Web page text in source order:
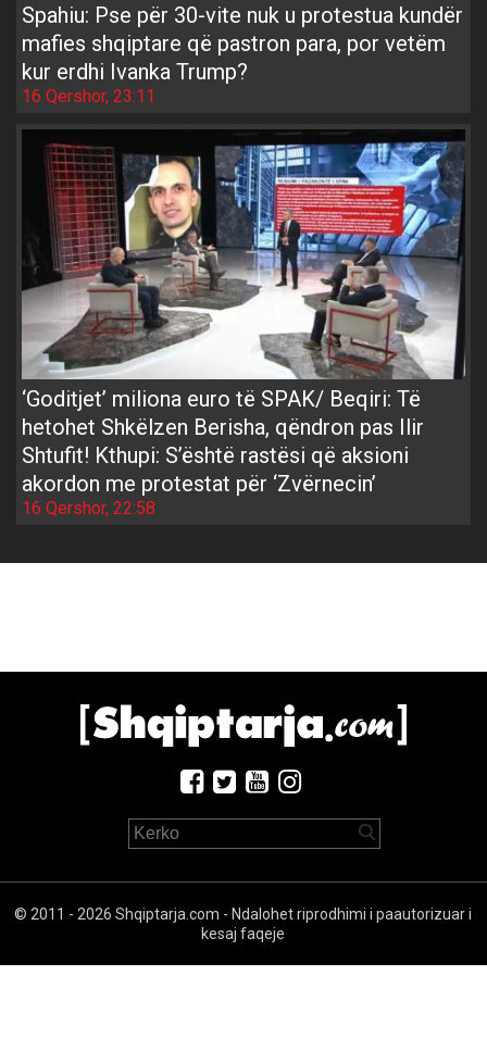
Spahiu: Pse për 30-vite nuk u protestua kundër
mafies shqiptare që pastron para, por vetëm
kur erdhi Ivanka Trump?
16 Qershor, 23:11
‘Goditjet’ miliona euro të SPAK/ Beqiri: Të
hetohet Shkëlzen Berisha, qëndron pas Ilir
Shtufit! Kthupi: S’është rastësi që aksioni
akordon me protestat për ‘Zvërnecin’
16 Qershor, 22:58
© 2011 - 2026 Shqiptarja.com - Ndalohet riprodhimi i paautorizuar i
kesaj faqeje